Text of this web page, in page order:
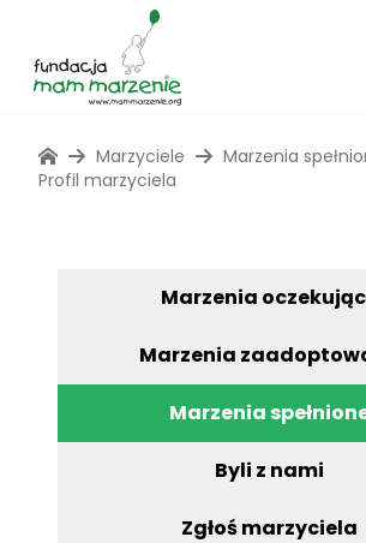
Marzyciele
Marzenia
Profil marzyciela
Marzenia
Marzenia
Marzenia
Byli z nami
Zgłoś marzyciela